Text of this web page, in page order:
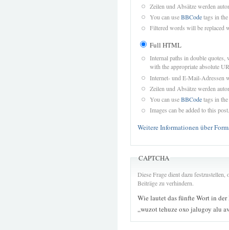
Zeilen und Absätze werden
You can useBBCodetags in
Filtered words will be replaced
Full HTML
Internal paths in double quotes,
with the appropriate absolute
Internet- und E-Mail-Adressen
Zeilen und Absätze werden
You can useBBCodetags in
Images can be added to this post.
Weitere Informationen über
CAPTCHA
Diese Frage dient dazu
Beiträge zu verhindern.
Wie lautet das fünfte Wort in der
„wuzot tehuze oxo jalugoy alu